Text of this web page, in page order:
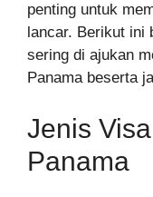
penting untuk
lancar. Berikut ini
sering di ajukan
Panama beserta
Jenis
Panama